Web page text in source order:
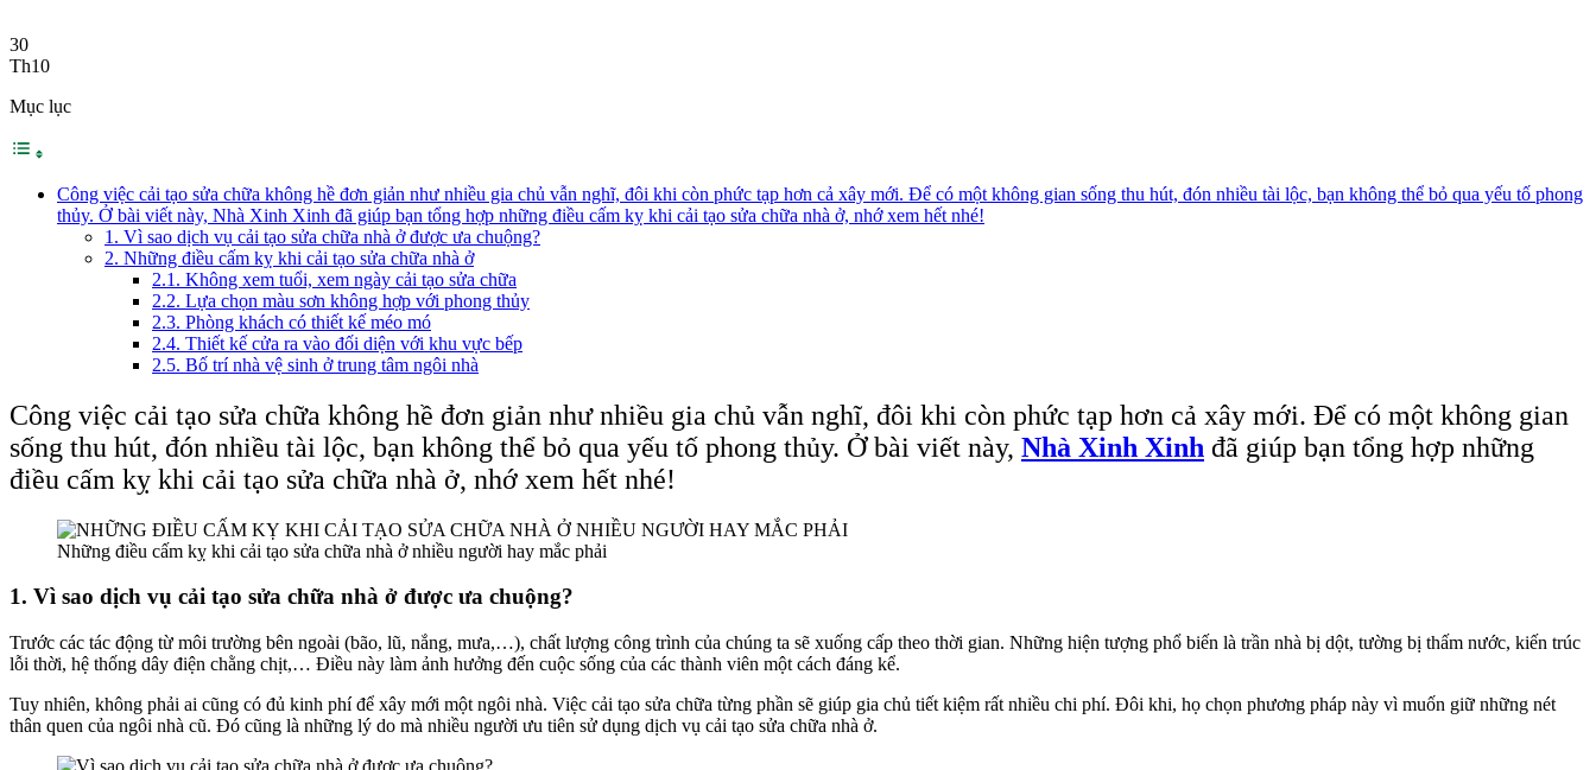
30
Th10
Mục lục
Công việc cải tạo sửa chữa không hề đơn giản như nhiều gia chủ vẫn nghĩ, đôi khi còn phức tạp hơn cả xây mới. Để có một không gian sống thu hút, đón nhiều tài lộc, bạn không thể bỏ qua yếu tố phong
thủy. Ở bài viết này, Nhà Xinh Xinh đã giúp bạn tổng hợp những điều cấm kỵ khi cải tạo sửa chữa nhà ở, nhớ xem hết nhé!
1. Vì sao dịch vụ cải tạo sửa chữa nhà ở được ưa chuộng?
2. Những điều cấm kỵ khi cải tạo sửa chữa nhà ở
2.1. Không xem tuổi, xem ngày cải tạo sửa chữa
2.2. Lựa chọn màu sơn không hợp với phong thủy
2.3. Phòng khách có thiết kế méo mó
2.4. Thiết kế cửa ra vào đối diện với khu vực bếp
2.5. Bố trí nhà vệ sinh ở trung tâm ngôi nhà
Công việc cải tạo sửa chữa không hề đơn giản như nhiều gia chủ vẫn nghĩ, đôi khi còn phức tạp hơn cả xây mới. Để có một không gian
sống thu hút, đón nhiều tài lộc, bạn không thể bỏ qua yếu tố phong thủy. Ở bài viết này, Nhà Xinh Xinh đã giúp bạn tổng hợp những
điều cấm kỵ khi cải tạo sửa chữa nhà ở, nhớ xem hết nhé!
Những điều cấm kỵ khi cải tạo sửa chữa nhà ở nhiều người hay mắc phải
1. Vì sao dịch vụ cải tạo sửa chữa nhà ở được ưa chuộng?
Trước các tác động từ môi trường bên ngoài (bão, lũ, nắng, mưa,…), chất lượng công trình của chúng ta sẽ xuống cấp theo thời gian. Những hiện tượng phổ biến là trần nhà bị dột, tường bị thấm nước, kiến trúc
lỗi thời, hệ thống dây điện chằng chịt,… Điều này làm ảnh hưởng đến cuộc sống của các thành viên một cách đáng kể.
Tuy nhiên, không phải ai cũng có đủ kinh phí để xây mới một ngôi nhà. Việc cải tạo sửa chữa từng phần sẽ giúp gia chủ tiết kiệm rất nhiều chi phí. Đôi khi, họ chọn phương pháp này vì muốn giữ những nét
thân quen của ngôi nhà cũ. Đó cũng là những lý do mà nhiều người ưu tiên sử dụng dịch vụ cải tạo sửa chữa nhà ở.